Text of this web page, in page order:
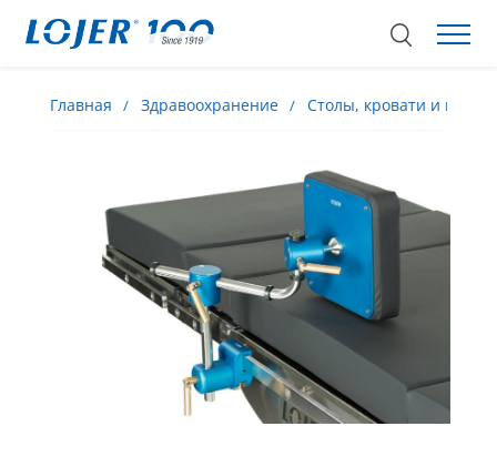
Главная Здравоохранение Столы, кровати и кресла